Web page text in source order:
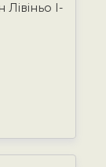
I-